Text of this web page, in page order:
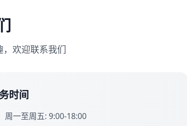
欢迎联系我们
时间
周一至周五: 9:00-18:00